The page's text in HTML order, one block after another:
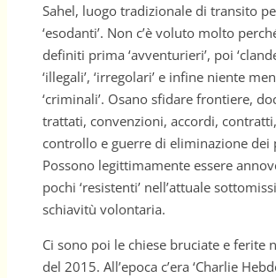
Sahel, luogo tradizionale di transito
‘esodanti’. Non c’è voluto molto
definiti prima ‘avventurieri’, poi
‘illegali’, ‘irregolari’ e infine niente
‘criminali’. Osano sfidare frontiere,
trattati, convenzioni, accordi,
controllo e guerre di eliminazione dei
Possono legittimamente essere
pochi ‘resistenti’ nell’attuale
schiavitù volontaria.
Ci sono poi le chiese bruciate e ferite
del 2015. All’epoca c’era ‘Charlie